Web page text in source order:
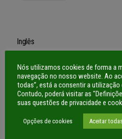
Inglês
Image Title
Nós utilizamos cookies de forma a
navegação no nosso website. Ao
todas”, está a consentir a
Contudo, poderá visitar as
suas questões de privacidade e
Opções de cookies Aceitar